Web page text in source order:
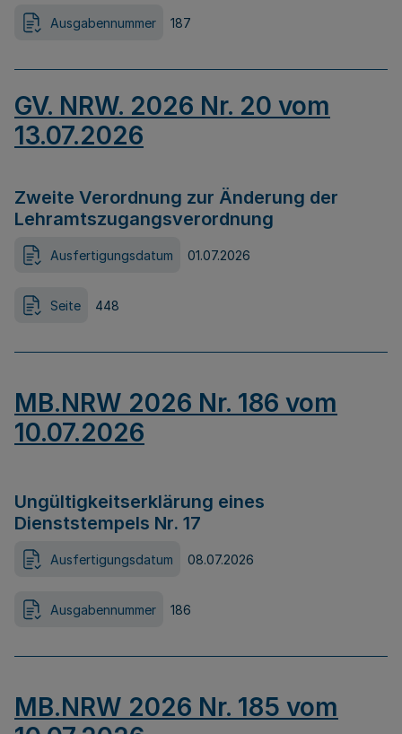
Ausgabennummer 187
GV. NRW. 2026 Nr. 20 vom
13.07.2026
Zweite Verordnung zur Änderung der
Lehramtszugangsverordnung
Ausfertigungsdatum 01.07.2026
Seite 448
MB.NRW 2026 Nr. 186 vom
10.07.2026
Ungültigkeitserklärung eines
Dienststempels Nr. 17
Ausfertigungsdatum 08.07.2026
Ausgabennummer 186
MB.NRW 2026 Nr. 185 vom